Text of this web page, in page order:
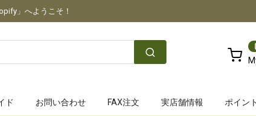
」へようこそ！
ド お問い合わせ FAX注文 実店舗情報 ポイン